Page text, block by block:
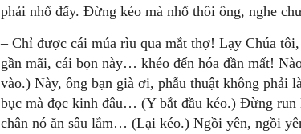
phải nhổ đấy. Đừng kéo mà nhổ thôi ông, nghe
– Chỉ được cái múa rìu qua mắt thợ! Lạy Chúa
gần mãi, cái bọn này… khéo đến hóa đần mất!
vào.) Này, ông bạn già ơi, phẫu thuật không phải
bục mà đọc kinh đâu… (Y bắt đầu kéo.) Đừng
chân nó ăn sâu lắm… (Lại kéo.) Ngồi yên, ngồi